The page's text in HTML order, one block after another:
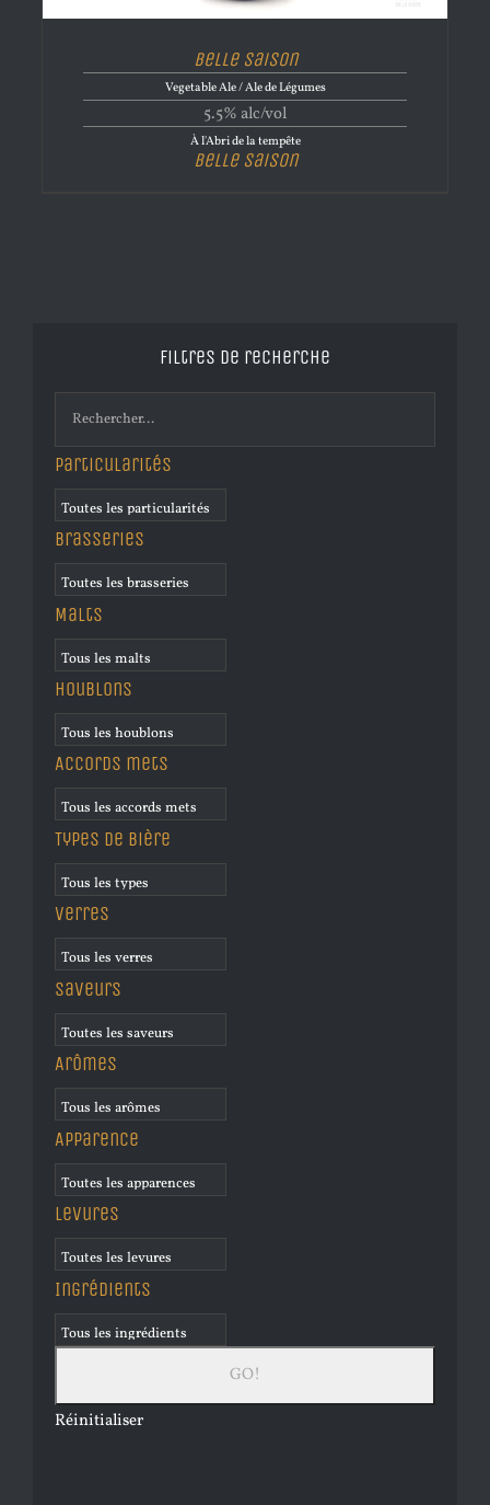
Belle Saison
Vegetable Ale / Ale de Légumes
5.5% alc/vol
À l'Abri de la tempête
Belle Saison
Filtres de recherche
Particularités
Brasseries
Malts
Houblons
Accords mets
Types de bière
Verres
Saveurs
Arômes
Apparence
Levures
Ingrédients
Réinitialiser